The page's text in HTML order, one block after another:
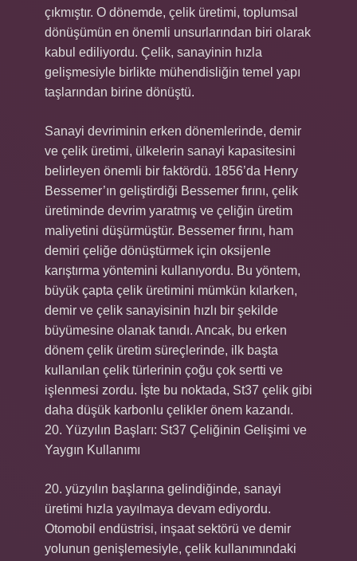
çıkmıştır. O dönemde, çelik üretimi, toplumsal
dönüşümün en önemli unsurlarından biri olarak
kabul ediliyordu. Çelik, sanayinin hızla
gelişmesiyle birlikte mühendisliğin temel yapı
taşlarından birine dönüştü.
Sanayi devriminin erken dönemlerinde, demir
ve çelik üretimi, ülkelerin sanayi kapasitesini
belirleyen önemli bir faktördü. 1856’da Henry
Bessemer’ın geliştirdiği Bessemer fırını, çelik
üretiminde devrim yaratmış ve çeliğin üretim
maliyetini düşürmüştür. Bessemer fırını, ham
demiri çeliğe dönüştürmek için oksijenle
karıştırma yöntemini kullanıyordu. Bu yöntem,
büyük çapta çelik üretimini mümkün kılarken,
demir ve çelik sanayisinin hızlı bir şekilde
büyümesine olanak tanıdı. Ancak, bu erken
dönem çelik üretim süreçlerinde, ilk başta
kullanılan çelik türlerinin çoğu çok sertti ve
işlenmesi zordu. İşte bu noktada, St37 çelik gibi
daha düşük karbonlu çelikler önem kazandı.
20. Yüzyılın Başları: St37 Çeliğinin Gelişimi ve
Yaygın Kullanımı
20. yüzyılın başlarına gelindiğinde, sanayi
üretimi hızla yayılmaya devam ediyordu.
Otomobil endüstrisi, inşaat sektörü ve demir
yolunun genişlemesiyle, çelik kullanımındaki